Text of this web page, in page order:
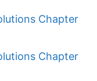
Chapter
Chapter